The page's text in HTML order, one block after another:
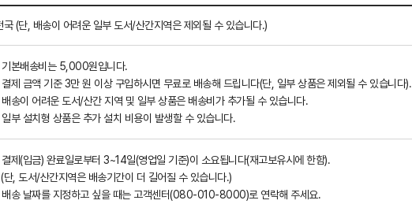
국 (단, 배송이 어려운 일부 도서/산간지역은 제외될 수 있습니다.)
본배송비는 5,000원입니다.
제 금액 기준 3만 원 이상 구입하시면 무료로 배송해 드립니다(단, 일부 상품은 제외될 수 있습니다).
송이 어려운 도서/산간 지역 및 일부 상품은 배송비가 추가될 수 있습니다.
부 설치형 상품은 추가 설치 비용이 발생할 수 있습니다.
제(입금) 완료일로부터 3~14일(영업일 기준)이 소요됩니다(재고보유시에 한함).
(단, 도서/산간지역은 배송기간이 더 길어질 수 있습니다.)
송 날짜를 지정하고 싶을 때는 고객센터(080-010-8000)로 연락해 주세요.